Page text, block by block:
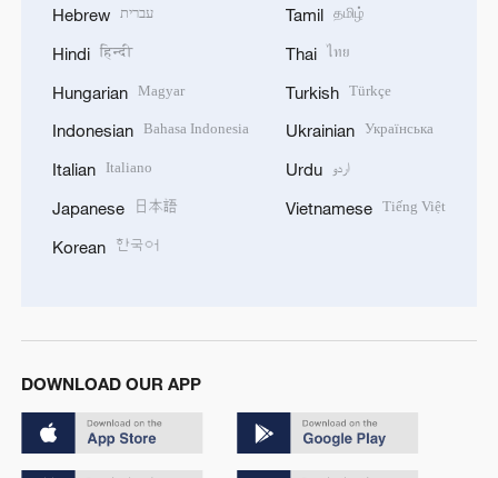
Hebrew עברית
Hindi हिन्दी
Hungarian Magyar
Indonesian Bahasa Indonesia
Italian Italiano
Japanese 日本語
Korean 한국어
Tamil தமிழ்
Thai ไทย
Turkish Türkçe
Ukrainian Українська
Urdu اردو
Vietnamese Tiếng Việt
DOWNLOAD OUR APP